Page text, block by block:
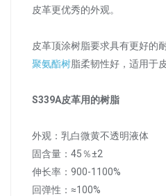
皮革更优秀的外观。
皮革顶涂树脂要求具有更好的
聚氨酯树脂柔韧性好，适用于
S339A皮革用的树脂
外观：乳白微黄不透明液体
固含量：45％±2
伸长率：900-1100%
回弹性：≈100%